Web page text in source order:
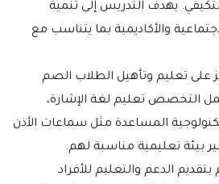
يهدف التدريس إلى تنمية
والأكاديمية بما يتناسب مع
على تعليم وتأهيل الطلاب الصم
التخصص تعليم لغة الإشارة،
المساعدة مثل سماعات الأذن
بيئة تعليمية مناسبة لهم.
بتقديم الدعم والتعليم للأفراد